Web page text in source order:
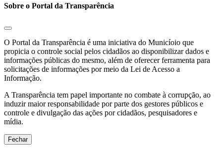
Sobre o Portal da Transparência
O Portal da Transparência é uma iniciativa do Municíoio que
propicia o controle social pelos cidadãos ao disponibilizar dados e
informações públicas do mesmo, além de oferecer ferramenta para
solicitações de informações por meio da Lei de Acesso a
Informação.
A Transparência tem papel importante no combate à corrupção, ao
induzir maior responsabilidade por parte dos gestores públicos e
controle e divulgação das ações por cidadãos, pesquisadores e
mídia.
Fechar